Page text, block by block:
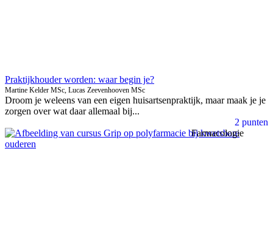
Praktijkhouder worden: waar begin je?
Martine Kelder MSc, Lucas Zeevenhooven MSc
Droom je weleens van een eigen huisartsenpraktijk, maar maak je je
zorgen over wat daar allemaal bij...
2 punten
Farmacologie